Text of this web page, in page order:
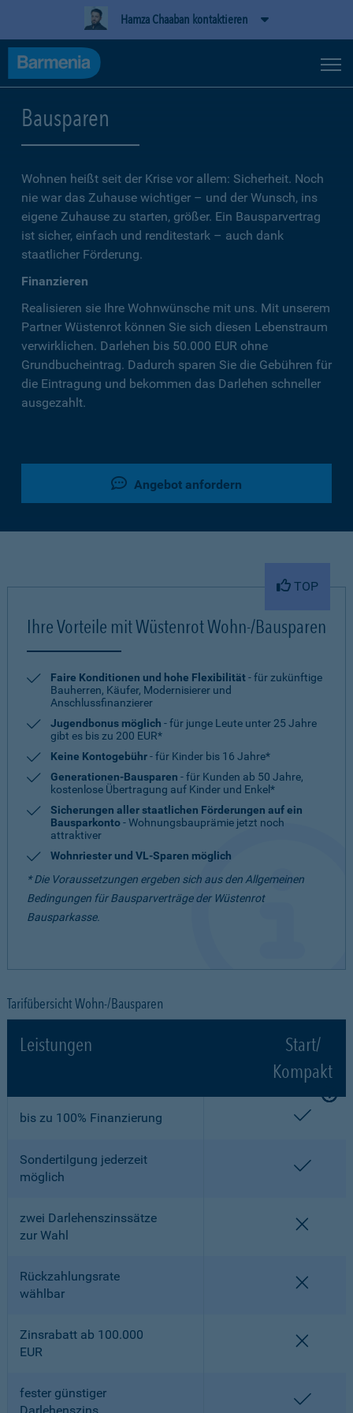
Hamza Chaaban kontaktieren
Bausparen
Wohnen heißt seit der Krise vor allem: Sicherheit. Noch
nie war das Zuhause wichtiger – und der Wunsch, ins
eigene Zuhause zu starten, größer. Ein Bausparvertrag
ist sicher, einfach und renditestark – auch dank
staatlicher Förderung.
Finanzieren
Realisieren sie Ihre Wohnwünsche mit uns. Mit unserem
Partner Wüstenrot können Sie sich diesen Lebenstraum
verwirklichen. Darlehen bis 50.000 EUR ohne
Grundbucheintrag. Dadurch sparen Sie die Gebühren für
die Eintragung und bekommen das Darlehen schneller
ausgezahlt.
Angebot anfordern
TOP
Ihre Vorteile mit Wüstenrot Wohn-/Bausparen
Faire Konditionen und hohe Flexibilität- für zukünftige
Bauherren, Käufer, Modernisierer und
Anschlussfinanzierer
Jugendbonus möglich - für junge Leute unter 25 Jahre
gibt es bis zu 200 EUR*
Keine Kontogebühr- für Kinder bis 16 Jahre*
Generationen-Bausparen - für Kunden ab 50 Jahre,
kostenlose Übertragung auf Kinder und Enkel*
Sicherungen aller staatlichen Förderungen auf ein
Bausparkonto- Wohnungsbauprämie jetzt noch
attraktiver
Wohnriester und VL-Sparen möglich
* Die Voraussetzungen ergeben sich aus den Allgemeinen
Bedingungen für Bausparverträge der Wüstenrot
Bausparkasse.
Tarifübersicht Wohn-/Bausparen
Leistungen
Start/
Kompakt
bis zu 100% Finanzierung
Sondertilgung jederzeit
möglich
zwei Darlehenszinssätze
zur Wahl
Rückzahlungsrate
wählbar
Zinsrabatt ab 100.000
EUR
fester günstiger